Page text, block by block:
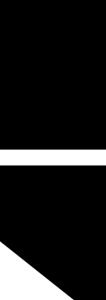
newsletteru: